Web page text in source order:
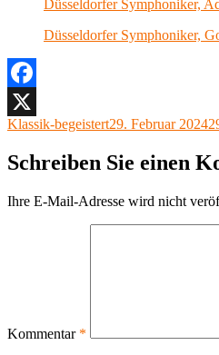
Düsseldorfer Symphoniker,
Düsseldorfer Symphoniker,
Facebook
X
Autor
Klassik-begeistertVeröffentlicht
29. Februar 2024
Schreiben Sie einen
Ihre E-Mail-Adresse wird nicht
Kommentar *